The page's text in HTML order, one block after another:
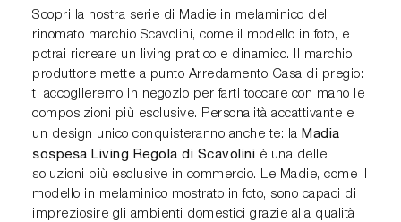
Scopri la nostra serie di Madie in melaminico del
rinomato marchio Scavolini, come il modello in foto, e
potrai ricreare un living pratico e dinamico. Il marchio
produttore mette a punto Arredamento Casa di pregio:
ti accoglieremo in negozio per farti toccare con mano le
composizioni più esclusive. Personalità accattivante e
un design unico conquisteranno anche te: la Madia
sospesa Living Regola di Scavolini è una delle
soluzioni più esclusive in commercio. Le Madie, come il
modello in melaminico mostrato in foto, sono capaci di
impreziosire gli ambienti domestici grazie alla qualità